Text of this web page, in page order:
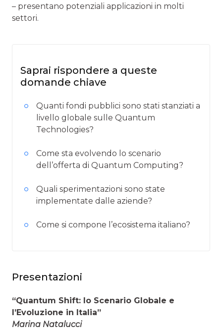
– presentano potenziali applicazioni in molti
settori.
Saprai rispondere a queste
domande chiave
Quanti fondi pubblici sono stati stanziati a
livello globale sulle Quantum
Technologies?
Come sta evolvendo lo scenario
dell’offerta di Quantum Computing?
Quali sperimentazioni sono state
implementate dalle aziende?
Come si compone l’ecosistema italiano?
Presentazioni
“Quantum Shift: lo Scenario Globale e
l’Evoluzione in Italia”
Marina Natalucci